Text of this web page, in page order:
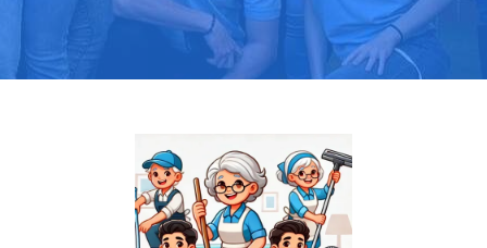
Más de 1000 clientes confían en nosotros
⭐⭐⭐⭐⭐